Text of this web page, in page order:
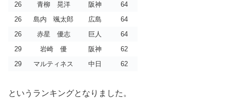
26
青柳 晃洋 阪神
64
26
島内 颯太郎 広島
64
26
赤星 優志 巨人
64
29
岩崎 優 阪神
62
29
マルティネス 中日 62
というランキングとなりました。